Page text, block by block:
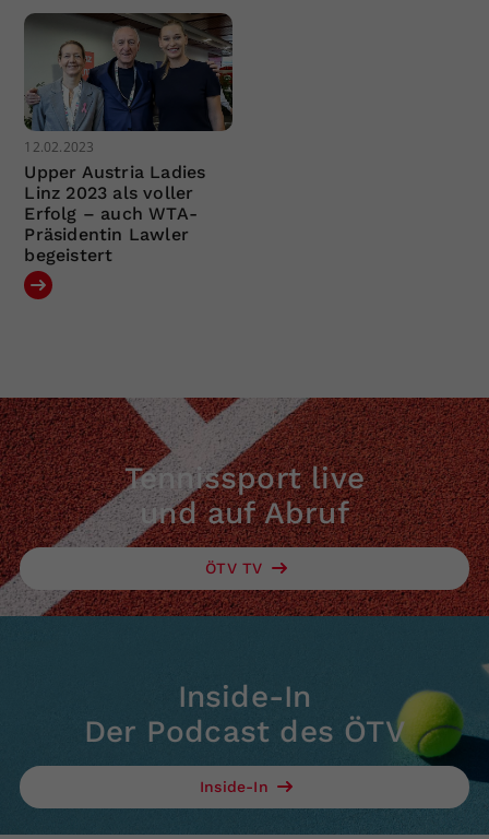
12.02.2023
Upper Austria Ladies
Linz 2023 als voller
Erfolg – auch WTA-
Präsidentin Lawler
begeistert
Tennissport live
und auf Abruf
ÖTV TV
Inside-In
Der Podcast des ÖTV
Inside-In